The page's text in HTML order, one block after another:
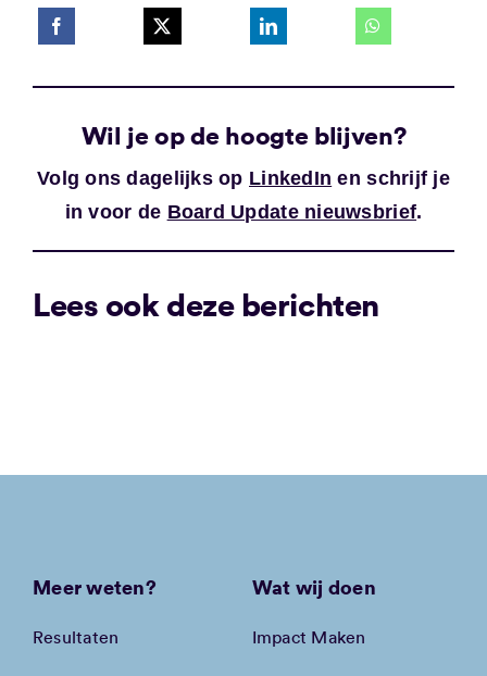
Wil je op de hoogte blijven?
Volg ons dagelijks op LinkedIn en schrijf je
in voor de Board Update nieuwsbrief.
Lees ook deze berichten
Meer weten?
Resultaten
Wat wij doen
Impact Maken